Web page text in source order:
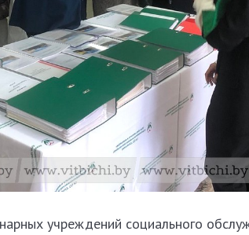
учреждений социального